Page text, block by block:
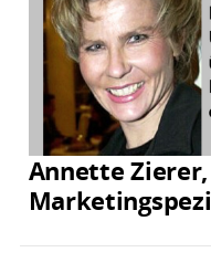
Annette